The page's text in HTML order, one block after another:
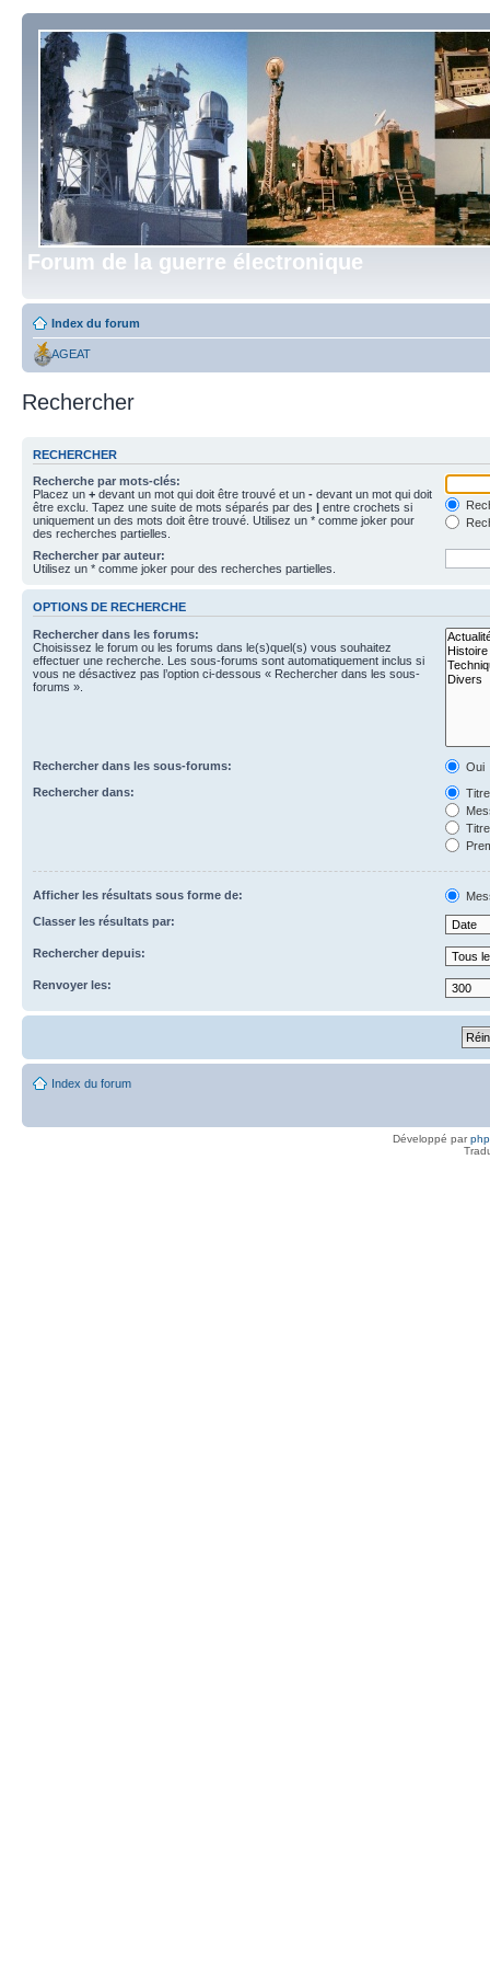
Forum de la guerre électronique
Index du forum
AGEAT
Rechercher
RECHERCHER
Recherche par mots-clés:
Placez un + devant un mot qui doit être trouvé et un - devant un mot qui doit
être exclu. Tapez une suite de mots séparés par des | entre crochets si
uniquement un des mots doit être trouvé. Utilisez un * comme joker pour
des recherches partielles.
Rechercher par auteur:
Utilisez un * comme joker pour des recherches partielles.
OPTIONS DE RECHERCHE
Rechercher dans les forums:
Choisissez le forum ou les forums dans le(s)quel(s) vous souhaitez
effectuer une recherche. Les sous-forums sont automatiquement inclus si
vous ne désactivez pas l’option ci-dessous « Rechercher dans les sous-
forums ».
Rechercher dans les sous-forums:
Oui
Rechercher dans:
Afficher les résultats sous forme de:
Classer les résultats par:
Rechercher depuis:
Renvoyer les:
Index du forum
Développé par